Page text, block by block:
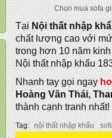
Chọn mua sofa
TạiNội thất nhập
chất lượng cao với
trong hơn 10 năm
Nội thất nhập khẩu
Nhanh tay gọi ngay
Hoàng Văn Thái,
thành cạnh tranh nhất!
Tag: nội thất nhập khẩu